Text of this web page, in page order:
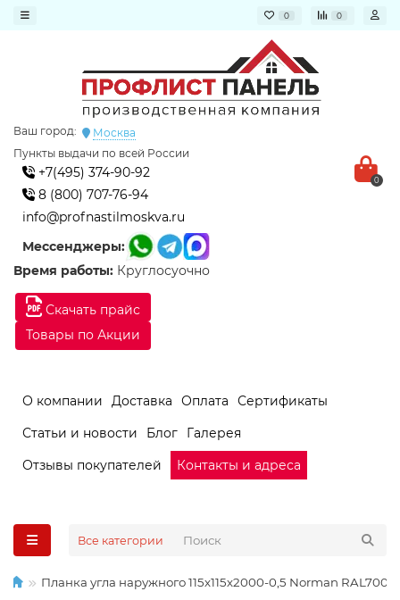
0 0
Скачать прайс
Товары по Акции
Ваш город:
Москва
Пункты выдачи по всей России
+7(495) 374-90-92
8 (800) 707-76-94
info@profnastilmoskva.ru
Мессенджеры:
Время работы: Круглосуочно
0
О компании Доставка Оплата
Сертификаты
Статьи и новости
Блог
Галерея
Отзывы покупателей
Контакты и адреса
Все категории
Планка угла наружного 115х115х2000-0,5 Norman RAL7004